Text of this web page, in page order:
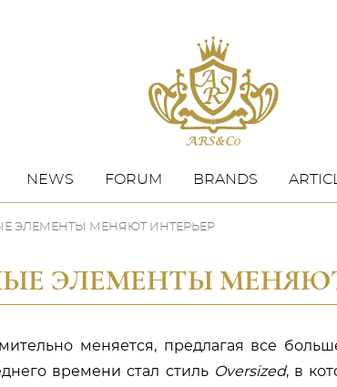
NEWS FORUM BRANDS
ЭЛЕМЕНТЫ МЕНЯЮТ ИНТЕРЬЕР
ЭЛЕМЕНТЫ
меняется, предлагая все
времени стал стиль Oversized, в